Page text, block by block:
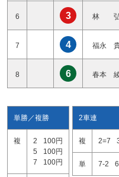
6 3 林 弘
7 4 福永
8 6 春本
単勝／複勝
複 2
100円
5
100円
7
100円
2車連
複 2=7
単 7-2